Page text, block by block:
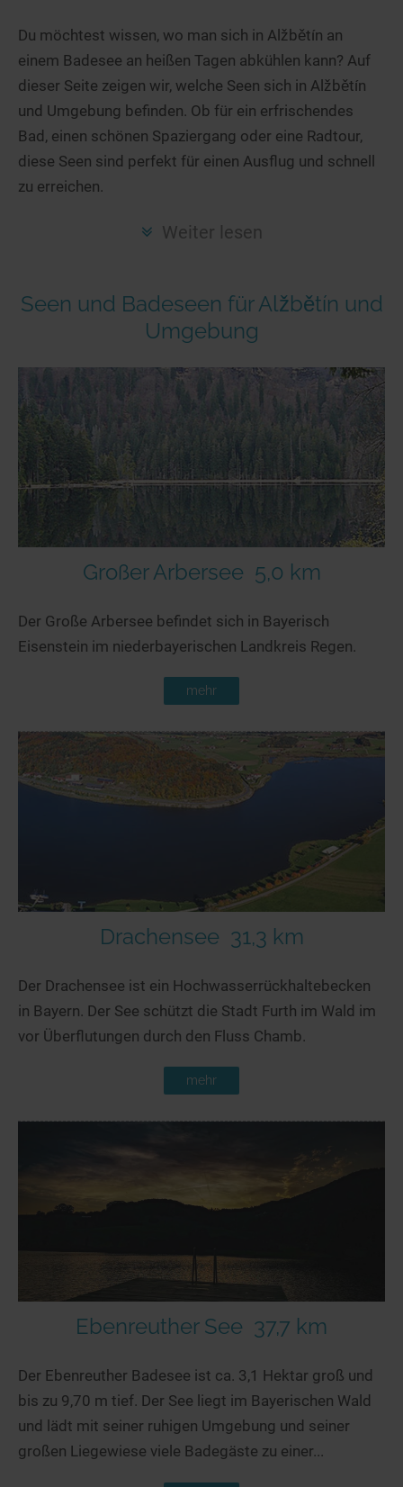
Stand Up Paddeling
Kitesurfen
Kanu- & Kajaktouren
Badeseen in Deutschland
Genuss pur
Wellness am See
Direkt am Wasser
Unterkünfte
Ferienwohnungen
Hausboote
Camping
Ferienwohnungen
Hausboote
Camping am See
Top-Hotels
Top-Hotel Empfehlungen
Familienhotels
Ausgefallenes
Hundefreundliche Unterkünfte
Glamping
Finde Deinen See
Seen in Deiner Nähe
Seen in Deutschland
Seen in Europa
Strandbad-Verzeichnis
Überwachte Badestellen
Top Seen nach Bundesländern
Deutschlands Lieblingsseen
Seen in Europa
Österreich
Schweiz
Frankreich
Niederlande
Schweden
alle Länder…
Du möchtest wissen, wo man sich in Alžbětín an
einem Badesee an heißen Tagen abkühlen kann? Auf
dieser Seite zeigen wir, welche Seen sich in Alžbětín
und Umgebung befinden. Ob für ein erfrischendes
Bad, einen schönen Spaziergang oder eine Radtour,
diese Seen sind perfekt für einen Ausflug und schnell
zu erreichen.
Weiter lesen
Seen und Badeseen für Alžbětín und
Umgebung
Großer Arbersee 5,0 km
Der Große Arbersee befindet sich in Bayerisch
Eisenstein im niederbayerischen Landkreis Regen.
mehr
Drachensee 31,3 km
Der Drachensee ist ein Hochwasserrückhaltebecken
in Bayern. Der See schützt die Stadt Furth im Wald im
vor Überflutungen durch den Fluss Chamb.
mehr
Ebenreuther See 37,7 km
Der Ebenreuther Badesee ist ca. 3,1 Hektar groß und
bis zu 9,70 m tief. Der See liegt im Bayerischen Wald
und lädt mit seiner ruhigen Umgebung und seiner
großen Liegewiese viele Badegäste zu einer...